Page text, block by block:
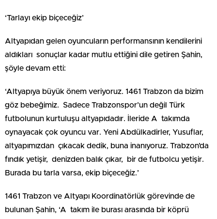
‘Tarlayı ekip biçeceğiz’
Altyapıdan gelen oyuncuların performansının kendilerini
aldıkları sonuçlar kadar mutlu ettiğini dile getiren Şahin,
şöyle devam etti:
‘Altyapıya büyük önem veriyoruz. 1461 Trabzon da bizim
göz bebeğimiz. Sadece Trabzonspor’un değil Türk
futbolunun kurtuluşu altyapıdadır. İleride A takımda
oynayacak çok oyuncu var. Yeni Abdülkadirler, Yusuflar,
altyapımızdan çıkacak dedik, buna inanıyoruz. Trabzon’da
fındık yetişir, denizden balık çıkar, bir de futbolcu yetişir.
Burada bu tarla varsa, ekip biçeceğiz.’
1461 Trabzon ve Altyapı Koordinatörlük görevinde de
bulunan Şahin, ‘A takım ile burası arasında bir köprü